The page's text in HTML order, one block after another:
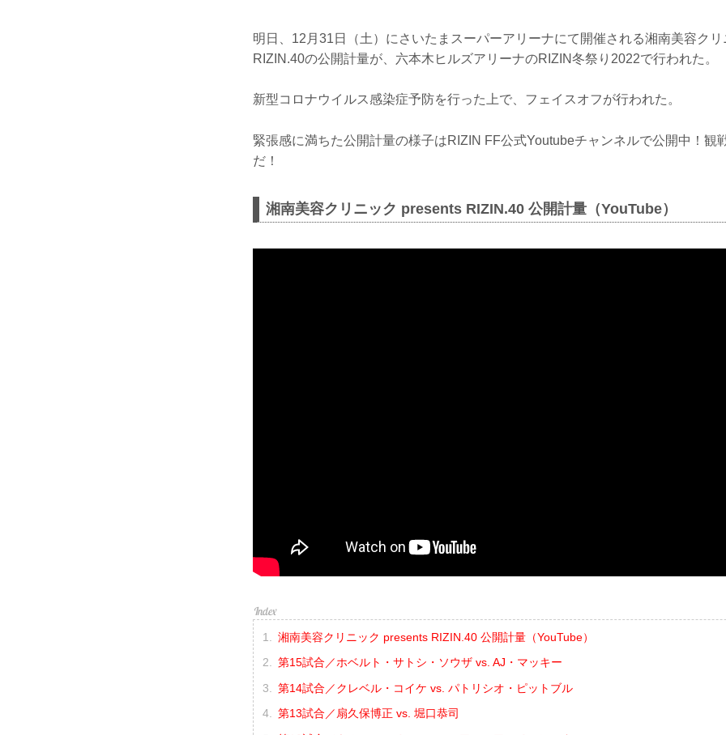
明日、12月31日（土）にさいたまスーパーアリーナにて開催される湘南美容ク
RIZIN.40の公開計量が、六本木ヒルズアリーナのRIZIN冬祭り2022で行われた。
新型コロナウイルス感染症予防を行った上で、フェイスオフが行われた。
緊張感に満ちた公開計量の様子はRIZIN FF公式Youtubeチャンネルで公開中！観
だ！
湘南美容クリニック presents RIZIN.40 公開計量（YouTube）
湘南美容クリニック presents RIZIN.40 公開計量（YouTube）
第15試合／ホベルト・サトシ・ソウザ vs. AJ・マッキー
第14試合／クレベル・コイケ vs. パトリシオ・ピットブル
第13試合／扇久保博正 vs. 堀口恭司